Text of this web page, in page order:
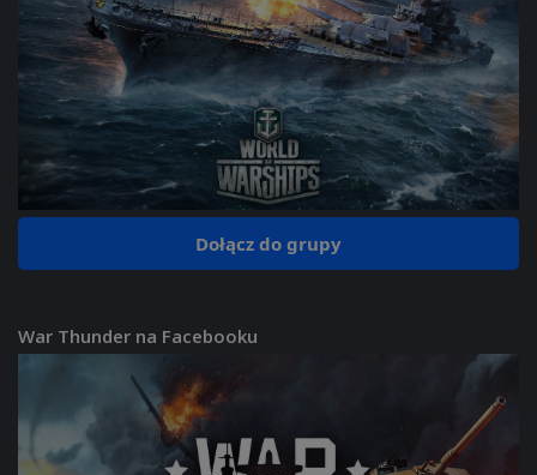
Dołącz do grupy
War Thunder na Facebooku